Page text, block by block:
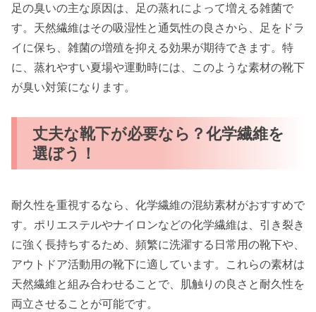
足の臭いの主な原因は、足の蒸れによって増える雑菌で
す。天然繊維はその吸湿性と通気性の良さから、足をドラ
イに保ち、雑菌の増殖を抑える効果が期待できます。特
に、蒸れやすい夏場や運動時には、このような素材の靴下
が臭い対策になります。
丈夫な靴下が必要なら？化学繊維を
選ぼう！
耐久性を重視するなら、化学繊維の混紡素材がおすすめで
す。ポリエステルやナイロンなどの化学繊維は、引き裂き
に強く長持ちするため、頻繁に洗濯する日常用の靴下や、
アウトドア活動用の靴下に適しています。これらの素材は
天然繊維と組み合わせることで、肌触りの良さと耐久性を
両立させることが可能です。